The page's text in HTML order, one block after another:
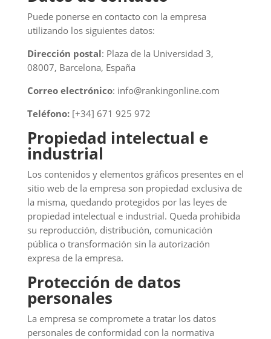
Puede ponerse en contacto con la empresa
utilizando los siguientes datos:
Dirección postal: Plaza de la Universidad 3,
08007, Barcelona, España
Correo electrónico: info@rankingonline.com
Teléfono:[+34] 671 925 972
Propiedad intelectual e
industrial
Los contenidos y elementos gráficos presentes en el
sitio web de la empresa son propiedad exclusiva de
la misma, quedando protegidos por las leyes de
propiedad intelectual e industrial. Queda prohibida
su reproducción, distribución, comunicación
pública o transformación sin la autorización
expresa de la empresa.
Protección de datos
personales
La empresa se compromete a tratar los datos
personales de conformidad con la normativa